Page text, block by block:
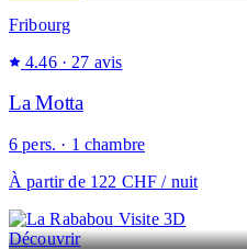
Fribourg
4.46 · 27 avis
La Motta
6 pers. · 1 chambre
À partir de122 CHF / nuit
Visite 3D
Découvrir